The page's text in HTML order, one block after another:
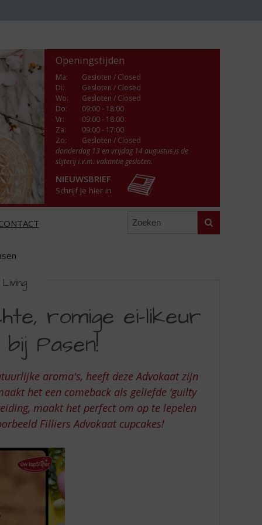
Openingstijden
Ma:
Gesloten / Closed
Di:
Gesloten / Closed
Wo:
Gesloten / Closed
Do:
09:00 - 18:00
Vr:
09:00 - 18:00
Za:
09:00 - 17:00
Zo:
Gesloten / Closed
donderdag 13 en vrijdag 14 augustus is de
slijterij i.v.m. vakantie gesloten.
NIEUWSBRIEF
Schrijf je hier in
Zoeken
romige ei-likeur
Pasen!
aroma's, heeft deze Advokaat zijn
het een comeback als geliefde ‘guilty
maakt het perfect om op te lepelen
Filliers Advokaat cupcakes!